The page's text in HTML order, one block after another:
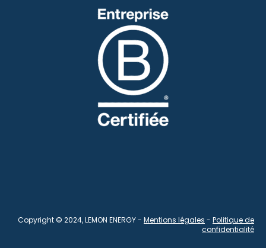
Copyright © 2024, LEMON ENERGY - Mentions légales - Politique de
confidentialité